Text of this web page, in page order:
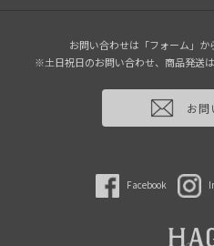
お問い合わせは「フォーム」か
※土日祝日のお問い合わせ、商品発送
お問
Facebook